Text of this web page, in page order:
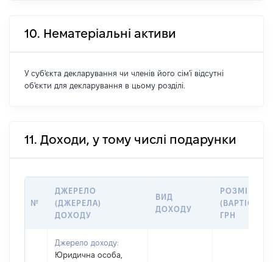
10. Нематеріальні активи
У суб'єкта декларування чи членів його сім'ї відсутні
об'єкти для декларування в цьому розділі.
11. Доходи, у тому числі подарунки
№
ДЖЕРЕЛО
(ДЖЕРЕЛА)
ДОХОДУ
ВИД
ДОХОДУ
РОЗМІР
(ВАРТІСТЬ),
ГРН
Джерело доходу:
Юридична особа,